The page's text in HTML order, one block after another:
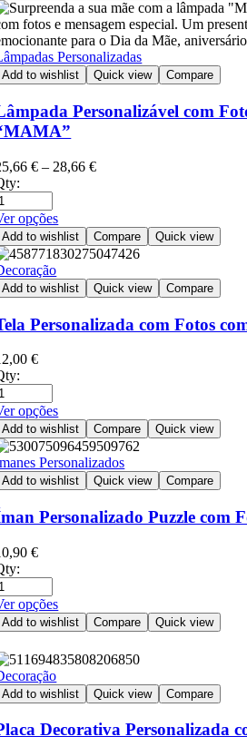
Personalizadas
Add to wishlist Quick view Compare
Personalizável com
€ – 28,66€
opções
Add to wishlist Compare Quick view
Add to wishlist Quick view Compare
Personalizada com Fotos
€
opções
Add to wishlist Compare Quick view
Personalizados
Add to wishlist Quick view Compare
Personalizado Puzzle com
€
opções
Add to wishlist Compare Quick view
Add to wishlist Quick view Compare
Decorativa Personalizada